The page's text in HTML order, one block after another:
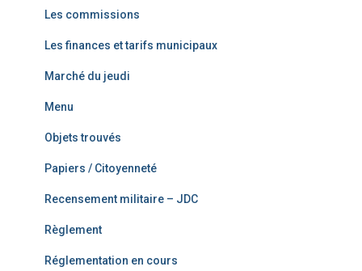
Les commissions
Les finances et tarifs municipaux
Marché du jeudi
Menu
Objets trouvés
Papiers / Citoyenneté
Recensement militaire – JDC
Règlement
Réglementation en cours